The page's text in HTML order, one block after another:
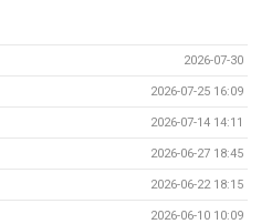
2026-07-30
2026-07-25 16:09
2026-07-14 14:11
2026-06-27 18:45
2026-06-22 18:15
2026-06-10 10:09